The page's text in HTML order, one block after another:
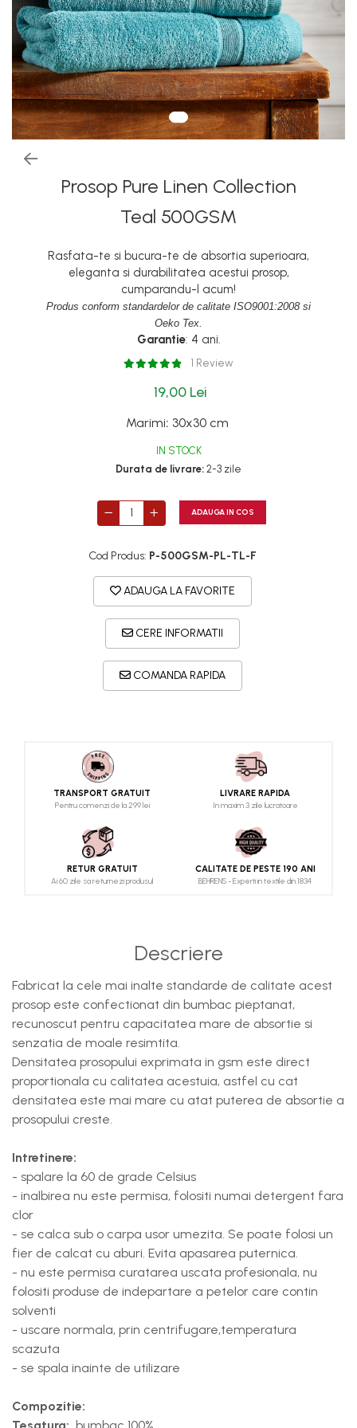
Prosop Pure Linen Collection
Teal 500GSM
Rasfata-te si bucura-te de absortia superioara,
eleganta si durabilitatea acestui prosop,
cumparandu-l acum!
Produs conform standardelor de calitate ISO9001:2008 si
Oeko Tex.
Garantie: 4 ani.
1 Review
19,00 Lei
Marimi: 30x30 cm
IN STOCK
Durata de livrare: 2-3 zile
ADAUGA IN COS
Cod Produs: P-500GSM-PL-TL-F
ADAUGA LA FAVORITE
CERE INFORMATII
COMANDA RAPIDA
TRANSPORT GRATUIT
Pentru comenzi de la 299 lei
LIVRARE RAPIDA
In maxim 3 zile lucratoare
RETUR GRATUIT
Ai 60 zile sa returnezi produsul
CALITATE DE PESTE 190 ANI
BEHRENS - Experti in textile din 1834
Descriere
Fabricat la cele mai inalte standarde de calitate acest
prosop este confectionat din bumbac pieptanat,
recunoscut pentru capacitatea mare de absortie si
senzatia de moale resimtita.
Densitatea prosopului exprimata in gsm este direct
proportionala cu calitatea acestuia, astfel cu cat
densitatea este mai mare cu atat puterea de absortie a
prosopului creste.
Intretinere:
- spalare la 60 de grade Celsius
- inalbirea nu este permisa, folositi numai detergent fara
clor
- se calca sub o carpa usor umezita. Se poate folosi un
fier de calcat cu aburi. Evita apasarea puternica.
- nu este permisa curatarea uscata profesionala, nu
folositi produse de indepartare a petelor care contin
solventi
- uscare normala, prin centrifugare,temperatura
scazuta
- se spala inainte de utilizare
Compozitie: